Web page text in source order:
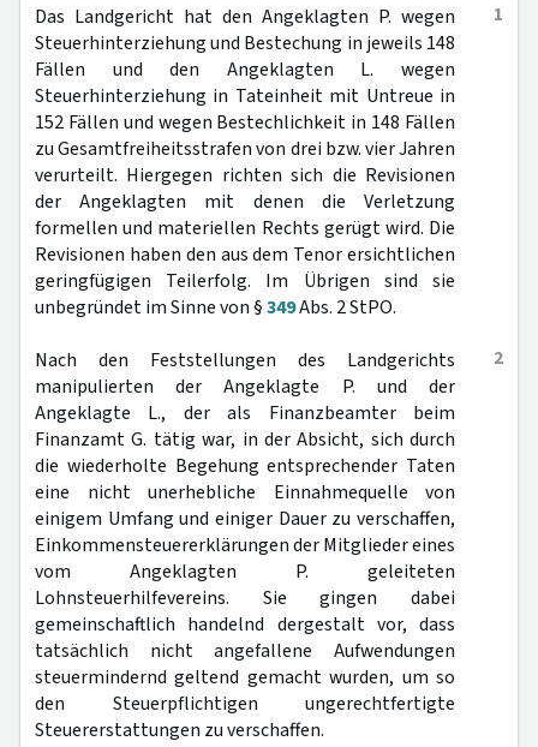
1
Das Landgericht hat den Angeklagten P. wegen
Steuerhinterziehung und Bestechung in jeweils 148
Fällen und den Angeklagten L. wegen
Steuerhinterziehung in Tateinheit mit Untreue in
152 Fällen und wegen Bestechlichkeit in 148 Fällen
zu Gesamtfreiheitsstrafen von drei bzw. vier Jahren
verurteilt. Hiergegen richten sich die Revisionen
der Angeklagten mit denen die Verletzung
formellen und materiellen Rechts gerügt wird. Die
Revisionen haben den aus dem Tenor ersichtlichen
geringfügigen Teilerfolg. Im Übrigen sind sie
unbegründet im Sinne von §349Abs. 2 StPO.
2
Nach den Feststellungen des Landgerichts
manipulierten der Angeklagte P. und der
Angeklagte L., der als Finanzbeamter beim
Finanzamt G. tätig war, in der Absicht, sich durch
die wiederholte Begehung entsprechender Taten
eine nicht unerhebliche Einnahmequelle von
einigem Umfang und einiger Dauer zu verschaffen,
Einkommensteuererklärungen der Mitglieder eines
vom Angeklagten P. geleiteten
Lohnsteuerhilfevereins. Sie gingen dabei
gemeinschaftlich handelnd dergestalt vor, dass
tatsächlich nicht angefallene Aufwendungen
steuermindernd geltend gemacht wurden, um so
den Steuerpflichtigen ungerechtfertigte
Steuererstattungen zu verschaffen.